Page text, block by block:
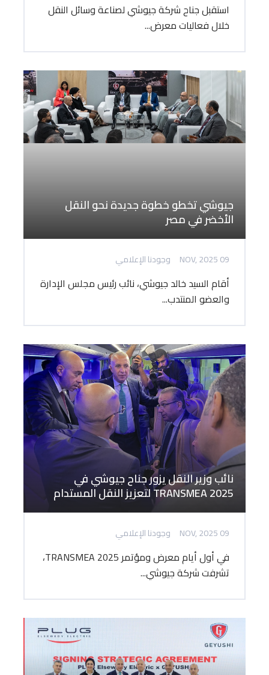
استقبل جناح شركة جيوشي لصناعة وسائل النقل
خلال فعاليات معرض...
جيوشي تخطو خطوة جديدة نحو النقل
الأخضر في مصر
09 NOV, 2025 وجودنا الإعلامي
أقام السيد خالد جيوشي، نائب رئيس مجلس الإدارة
والعضو المنتدب...
نائب وزير النقل يزور جناح جيوشي في
TRANSMEA 2025 لتعزيز النقل المستدام
09 NOV, 2025 وجودنا الإعلامي
في أول أيام معرض ومؤتمر TRANSMEA 2025،
تشرفت شركة جيوشي...